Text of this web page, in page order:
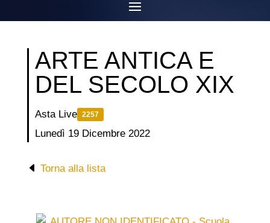
ARTE ANTICA E
DEL SECOLO XIX
Asta Live 2257
Lunedì 19 Dicembre 2022
Torna alla lista